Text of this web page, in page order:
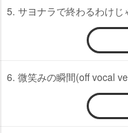
5. サヨナラで終わるわけじ
6. 微笑みの瞬間(off vocal